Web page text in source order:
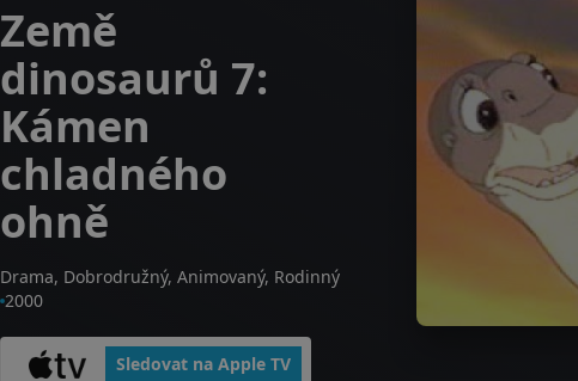
Země
dinosaurů 7:
Kámen
chladného
ohně
Drama, Dobrodružný, Animovaný, Rodinný
2000
Sledovat na Apple TV